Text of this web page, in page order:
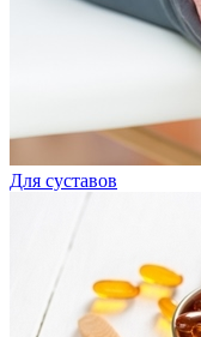
Для суставов